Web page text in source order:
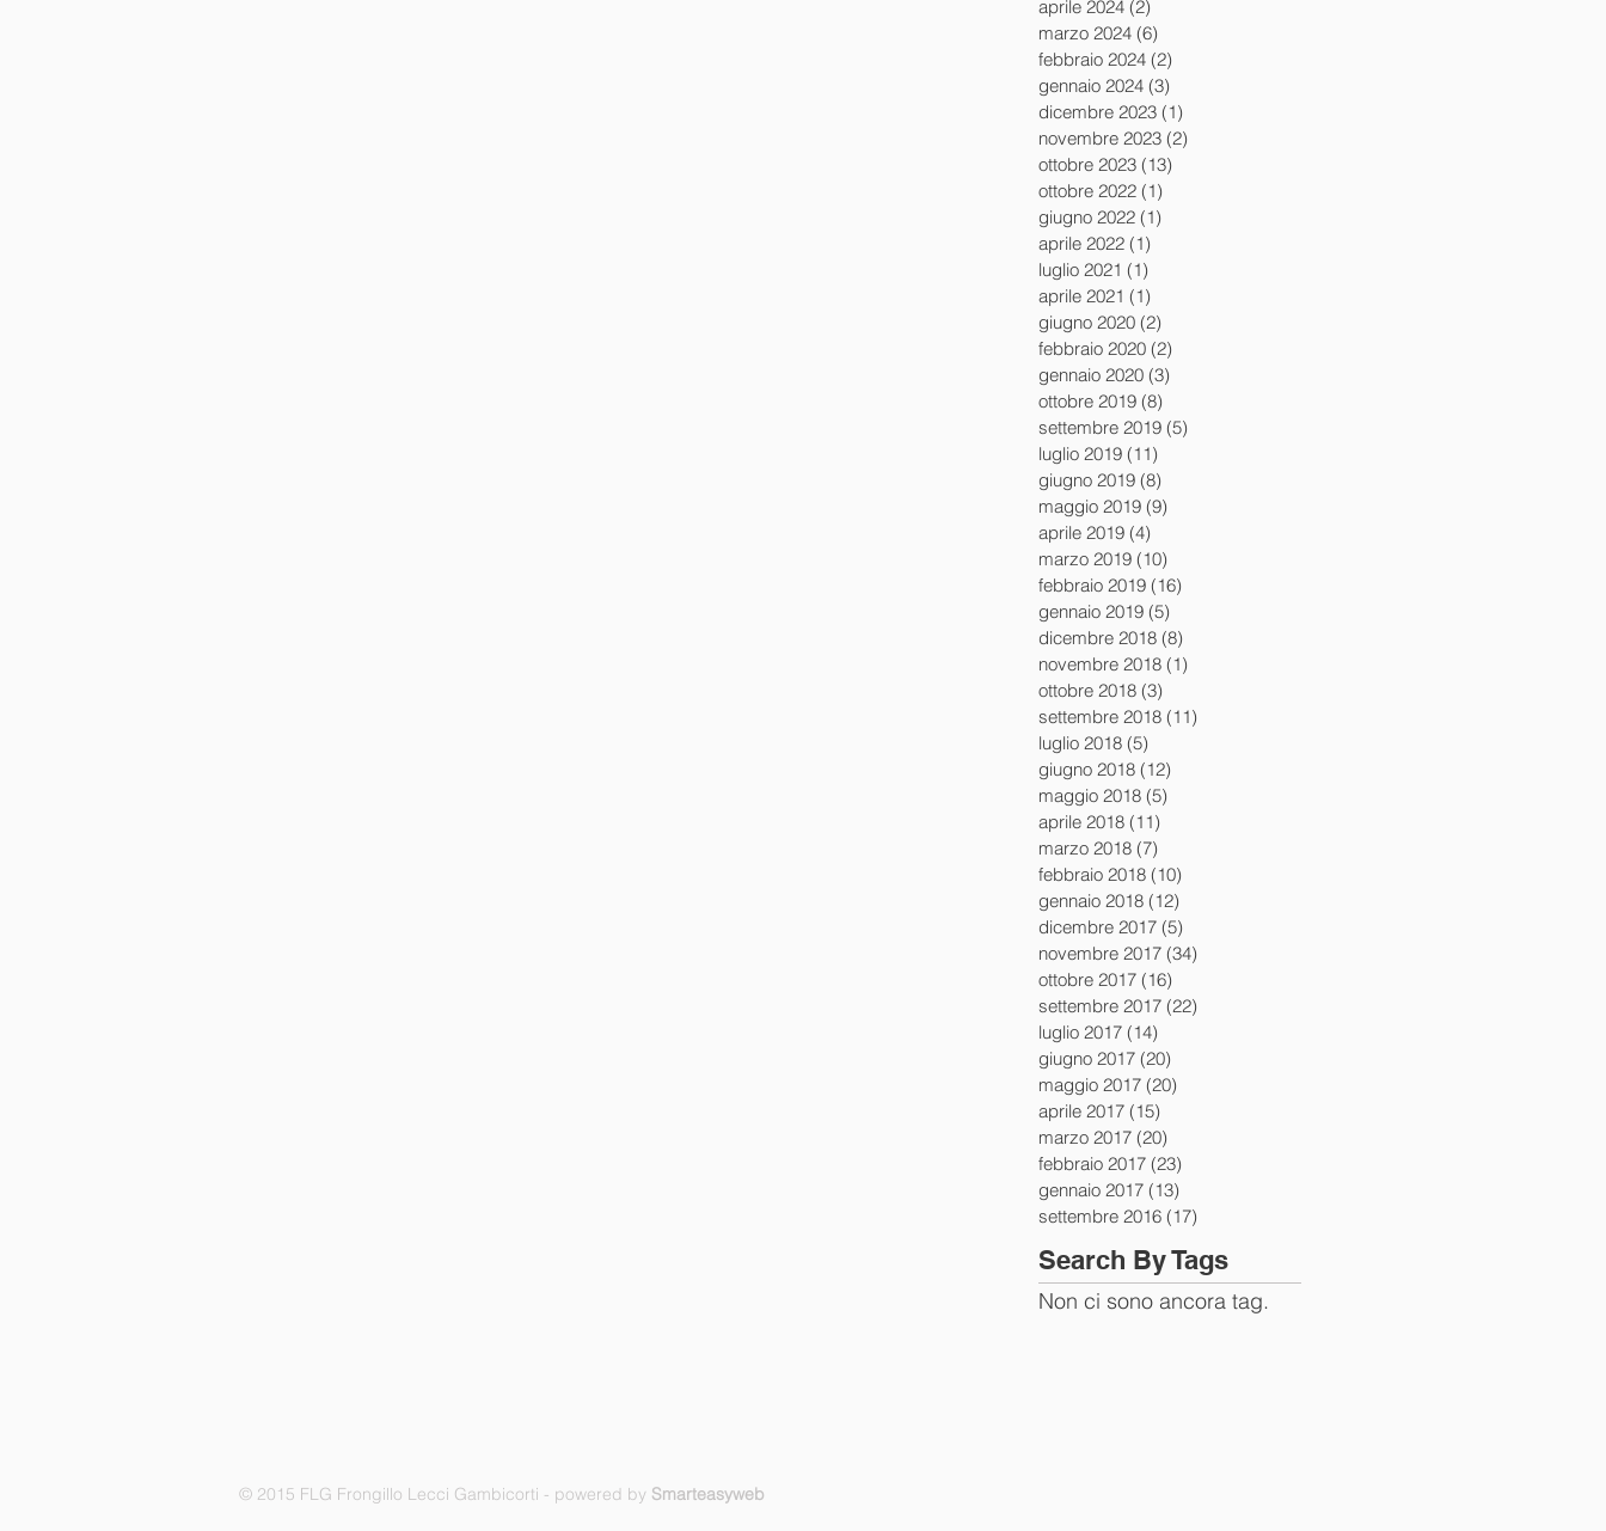
aprile 2024 (2)
marzo 2024 (6)
febbraio 2024 (2)
gennaio 2024 (3)
dicembre 2023 (1)
novembre 2023 (2)
ottobre 2023 (13)
ottobre 2022 (1)
giugno 2022 (1)
aprile 2022 (1)
luglio 2021 (1)
aprile 2021 (1)
giugno 2020 (2)
febbraio 2020 (2)
gennaio 2020 (3)
ottobre 2019 (8)
settembre 2019 (5)
luglio 2019 (11)
giugno 2019 (8)
maggio 2019 (9)
aprile 2019 (4)
marzo 2019 (10)
febbraio 2019 (16)
gennaio 2019 (5)
dicembre 2018 (8)
novembre 2018 (1)
ottobre 2018 (3)
settembre 2018 (11)
luglio 2018 (5)
giugno 2018 (12)
maggio 2018 (5)
aprile 2018 (11)
marzo 2018 (7)
febbraio 2018 (10)
gennaio 2018 (12)
dicembre 2017 (5)
novembre 2017 (34)
ottobre 2017 (16)
settembre 2017 (22)
luglio 2017 (14)
giugno 2017 (20)
maggio 2017 (20)
aprile 2017 (15)
marzo 2017 (20)
febbraio 2017 (23)
gennaio 2017 (13)
settembre 2016 (17)
Search By Tags
Non ci sono ancora tag.
© 2015 FLG Frongillo Lecci Gambicorti - powered by Smarteasyweb